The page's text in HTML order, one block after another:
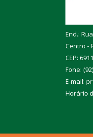
End.:
Centro -
CEP:
Fone:
E-mail:
Horário